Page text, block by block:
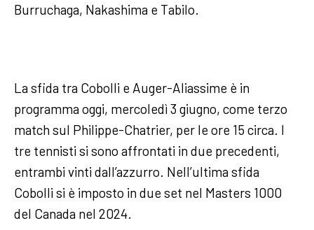
Burruchaga, Nakashima e Tabilo.
La sfida tra Cobolli e Auger-Aliassime è in
programma oggi, mercoledì 3 giugno, come terzo
match sul Philippe-Chatrier, per le ore 15 circa. I
tre tennisti si sono affrontati in due precedenti,
entrambi vinti dall’azzurro. Nell’ultima sfida
Cobolli si è imposto in due set nel Masters 1000
del Canada nel 2024.